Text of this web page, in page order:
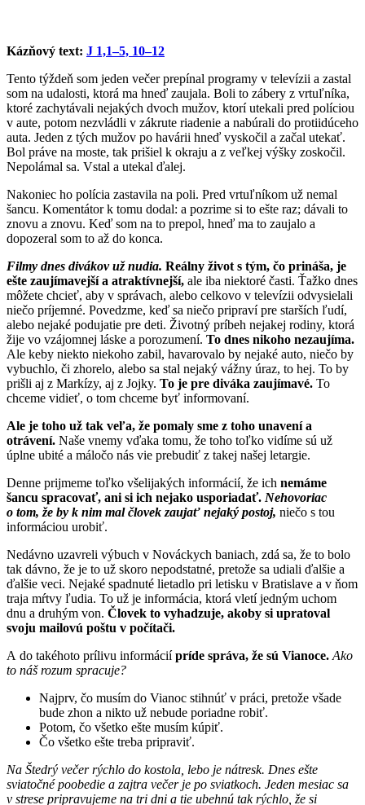
Kázňový text: J 1,1–5, 10–12
Tento týždeň som jeden večer prepínal programy v televízii a zastal
som na udalosti, ktorá ma hneď zaujala. Boli to zábery z vrtuľníka,
ktoré zachytávali nejakých dvoch mužov, ktorí utekali pred políciou
v aute, potom nezvládli v zákrute riadenie a nabúrali do protiidúceho
auta. Jeden z tých mužov po havárii hneď vyskočil a začal utekať.
Bol práve na moste, tak prišiel k okraju a z veľkej výšky zoskočil.
Nepolámal sa. Vstal a utekal ďalej.
Nakoniec ho polícia zastavila na poli. Pred vrtuľníkom už nemal
šancu. Komentátor k tomu dodal: a pozrime si to ešte raz; dávali to
znovu a znovu. Keď som na to prepol, hneď ma to zaujalo a
dopozeral som to až do konca.
Filmy dnes divákov už nudia. Reálny život s tým, čo prináša, je
ešte zaujímavejší a atraktívnejší, ale iba niektoré časti. Ťažko dnes
môžete chcieť, aby v správach, alebo celkovo v televízii odvysielali
niečo príjemné. Povedzme, keď sa niečo pripraví pre starších ľudí,
alebo nejaké podujatie pre deti. Životný príbeh nejakej rodiny, ktorá
žije vo vzájomnej láske a porozumení. To dnes nikoho nezaujíma.
Ale keby niekto niekoho zabil, havarovalo by nejaké auto, niečo by
vybuchlo, či zhorelo, alebo sa stal nejaký vážny úraz, to hej. To by
prišli aj z Markízy, aj z Jojky. To je pre diváka zaujímavé. To
chceme vidieť, o tom chceme byť informovaní.
Ale je toho už tak veľa, že pomaly sme z toho unavení a
otrávení. Naše vnemy vďaka tomu, že toho toľko vidíme sú už
úplne ubité a máločo nás vie prebudiť z takej našej letargie.
Denne prijmeme toľko všelijakých informácií, že ich nemáme
šancu spracovať, ani si ich nejako usporiadať. Nehovoriac
o tom, že by k nim mal človek zaujať nejaký postoj, niečo s tou
informáciou urobiť.
Nedávno uzavreli výbuch v Nováckych baniach, zdá sa, že to bolo
tak dávno, že je to už skoro nepodstatné, pretože sa udiali ďalšie a
ďalšie veci. Nejaké spadnuté lietadlo pri letisku v Bratislave a v ňom
traja mŕtvy ľudia. To už je informácia, ktorá vletí jedným uchom
dnu a druhým von. Človek to vyhadzuje, akoby si upratoval
svoju mailovú poštu v počítači.
A do takéhoto prílivu informáciípríde správa, že sú Vianoce. Ako
to náš rozum spracuje?
Najprv, čo musím do Vianoc stihnúť v práci, pretože všade
bude zhon a nikto už nebude poriadne robiť.
Potom, čo všetko ešte musím kúpiť.
Čo všetko ešte treba pripraviť.
Na Štedrý večer rýchlo do kostola, lebo je nátresk. Dnes ešte
sviatočné poobedie a zajtra večer je po sviatkoch. Jeden mesiac sa
v strese pripravujeme na tri dni a tie ubehnú tak rýchlo, že si